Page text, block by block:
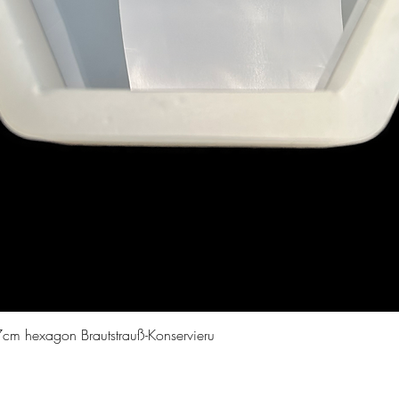
Aperçu rapide
hexagon Brautstrauß-Konservieru